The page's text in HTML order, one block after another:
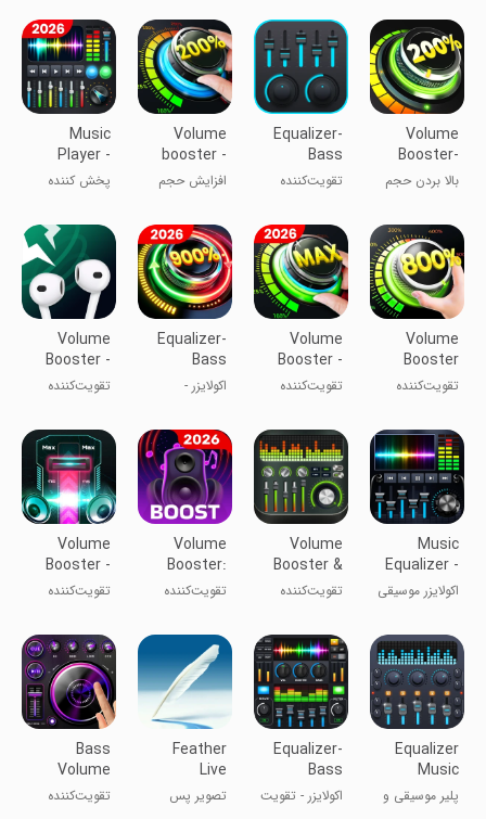
Volume
Booster-
Sound
Booster
بالا بردن حجم
Equalizer-
Bass
Booster,
Volume
تقویت‌کننده
Volume
booster -
Sound
Booster
افزایش حجم
Music
Player -
Audio
Player
پخش کننده
پخش کننده
صوتی
Volume
Booster
Speaker
Booster
تقویت‌کننده
Volume
Booster -
Sound
Speaker
تقویت‌کننده
Equalizer-
Bass
Booster&Volume
اکولایزر -
بیس و حجم
صدا
Volume
Booster -
Sound
Speaker
تقویت‌کننده
Music
Equalizer -
Bass
Booster
اکولایزر موسیقی
بیس
Volume
Booster &
Equalizer
تقویت‌کننده
Volume
Booster:
Sound
Booster
تقویت‌کننده
حجم صوتی
Volume
Booster -
Sound
Booster
تقویت‌کننده
صوتی
Equalizer
Music
Player &
Video
پلیر موسیقی و
Equalizer-
Bass
Booster&Volume
اکولایزر - تقویت
Feather
Live
Wallpaper
تصویر پس
Bass
Volume
Booster-
Equalizer
تقویت‌کننده